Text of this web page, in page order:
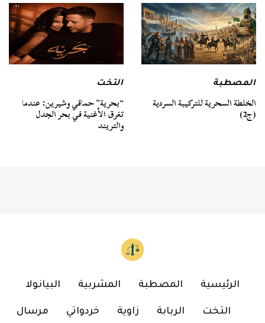
المصطبة
الخلطة السحرية للتركيبة السردية
(ج2)
التخت
“بحرية” حماقي وشيرين: عندما
تغرق الأغنية في بحر الجدل
والتريند
الرئيسية المصطبة المشربية البيانولا
التخت الربابة زاوية خردواتي مرسال